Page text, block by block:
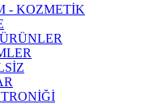
- KOZMETİK